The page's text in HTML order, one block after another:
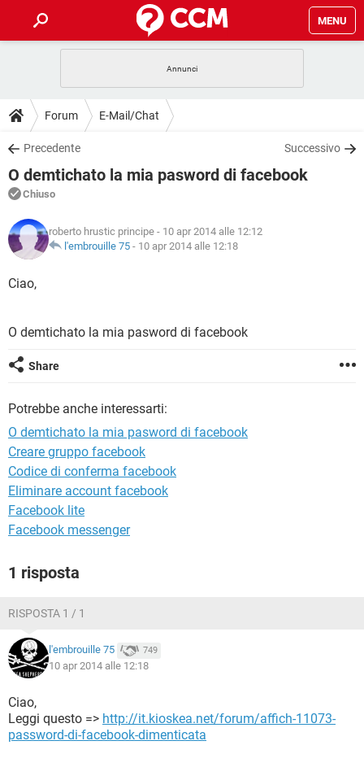
MENU
INTRATTENIMENTO
iOS
INSTAGRAM WHATSAPP
TIKTOK
HARDWARE
GUIDE
COVID-19
iOS
INSTAGRAM
TIKTOK FACEBOOK
DOWNLOAD
COVID-19 GAMING
INTRATTENIMENTO
iOS WINDOWS 10
INSTAGRAM
TIKTOK
FORUM
COVID-19
INTRATTENIMENTO ANDROID
TIKTOK FACEBOOK
HARDWARE
GLOSSARIO
COVID-19
INTRATTENIMENTO
TIKTOK
Forum E-Mail/Chat
Precedente Successivo
O demtichato la mia pasword di facebook
Chiuso
roberto hrustic principe - 10 apr 2014 alle 12:12
l'embrouille 75 - 10 apr 2014 alle 12:18
Ciao,
O demtichato la mia pasword di facebook
Share
Potrebbe anche interessarti:
O demtichato la mia pasword di facebook
Creare gruppo facebook
Codice di conferma facebook
Eliminare account facebook
Facebook lite
Facebook messenger
1 risposta
RISPOSTA 1 / 1
l'embrouille 75 749
10 apr 2014 alle 12:18
Ciao,
Leggi questo => http://it.kioskea.net/forum/affich-11073-
password-di-facebook-dimenticata